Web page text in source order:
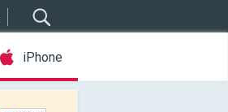
iPhone